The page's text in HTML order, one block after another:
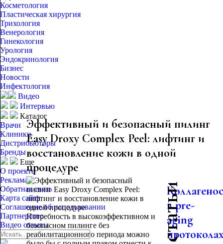
Косметология
Пластическая хирургия
Трихология
Венерология
Гинекология
Урология
Эндокринология
Бизнес
Новости
Инфектология
Видео
Интервью
Каталог
Врачи
Клиники
Дистрибьюторы
Бренды
Еще
О проекте
Реклама
Обратная связь
Карта сайта
Соглашение об использовании
Партнерство
Видео отзывы
Эффективный и безопасный пилинг
Easy Droxy Complex Peel: лифтинг и
восстановление кожи в одной
процедуре
Потребность в высокоэффективном и
безопасном пилинге без
реабилитационного периода можно
в pre-
aging